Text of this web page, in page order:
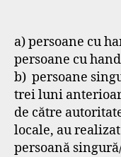
a) persoane cu
persoane cu
b) persoane
trei luni
de către
locale, au
persoană